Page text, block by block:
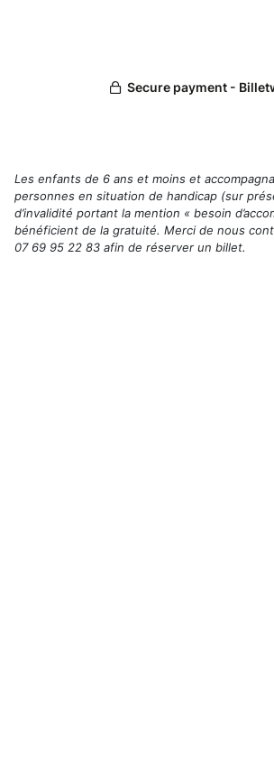
Les enfants de 6 ans et moins et
personnes en situation de handicap (sur
d’invalidité portant la mention « besoin
bénéficient de la gratuité. Merci de nous
07 69 95 22 83 afin de réserver un billet.